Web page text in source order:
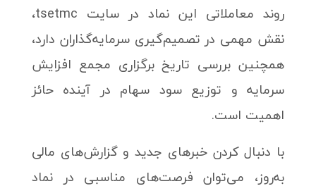
روند معاملاتی این نماد در سایت tsetmc،
نقش مهمی در تصمیم‌گیری سرمایه‌گذاران دارد،
همچنین بررسی تاریخ برگزاری مجمع افزایش
سرمایه و توزیع سود سهام در آینده حائز
اهمیت است.
با دنبال کردن خبرهای جدید و گزارش‌های مالی
به‌روز، می‌توان فرصت‌های مناسبی در نماد